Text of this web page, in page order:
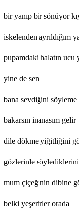
bir yanıp bir sönüyor
iskelenden ayrıldığım
pupamdaki halatın ucu
yine de sen
bana sevdiğini söyleme
bakarsın inanasım gelir
dile dökme yiğitliğini
gözlerinle
mum çiçeğinin dibine
belki yeşerirler orada